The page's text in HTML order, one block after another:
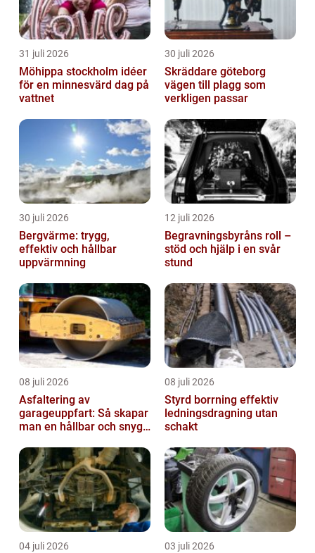
31 juli 2026
Möhippa stockholm idéer
för en minnesvärd dag på
vattnet
30 juli 2026
Skräddare göteborg
vägen till plagg som
verkligen passar
30 juli 2026
Bergvärme: trygg,
effektiv och hållbar
uppvärmning
12 juli 2026
Begravningsbyråns roll –
stöd och hjälp i en svår
stund
08 juli 2026
Asfaltering av
garageuppfart: Så skapar
man en hållbar och snygg
08 juli 2026
Styrd borrning effektiv
ledningsdragning utan
schakt
04 juli 2026 03 juli 2026